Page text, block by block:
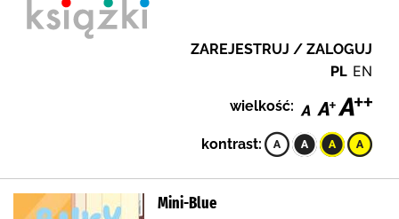
ZAREJESTRUJ / ZALOGUJ
PL EN
wielkość:
kontrast:
Mini-Blue